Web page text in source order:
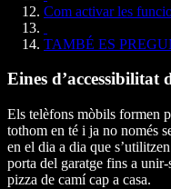
Com activar les
TAMBÉ ES
Eines d’accessibilitat
Els telèfons mòbils formen
tothom en té i ja no només
en el dia a dia que
porta del garatge fins a
pizza de camí cap a casa.